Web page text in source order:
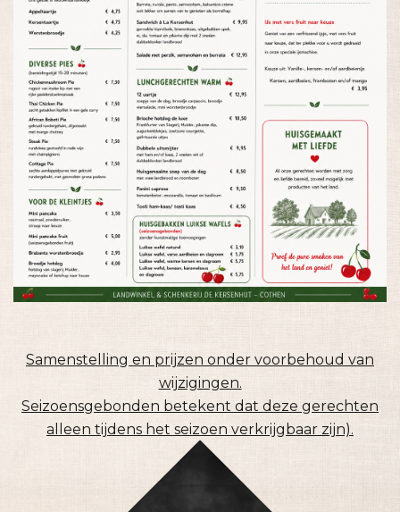
Samenstelling en prijzen onder voorbehoud van
wijzigingen.
Seizoensgebonden betekent dat deze gerechten
alleen tijdens het seizoen verkrijgbaar zijn).